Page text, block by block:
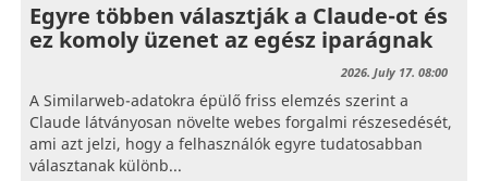
Egyre többen választják a Claude-ot és
ez komoly üzenet az egész iparágnak
2026. July 17. 08:00
A Similarweb-adatokra épülő friss elemzés szerint a
Claude látványosan növelte webes forgalmi részesedését,
ami azt jelzi, hogy a felhasználók egyre tudatosabban
választanak különb...